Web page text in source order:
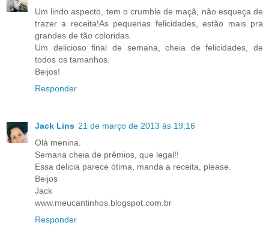
Um lindo aspecto, tem o crumble de maçã, não esqueça de
trazer a receita!As pequenas felicidades, estão mais pra
grandes de tão coloridas.
Um delicioso final de semana, cheia de felicidades, de
todos os tamanhos.
Beijos!
Responder
Jack Lins 21 de março de 2013 às 19:16
Olá menina.
Semana cheia de prêmios, que legal!!
Essa delicia parece ótima, manda a receita, please.
Beijos
Jack
www.meucantinhos.blogspot.com.br
Responder